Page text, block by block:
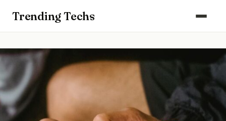
Trending Techs
Keuken & Huishouden
Schoonmaak
Kantoor & Werkplek